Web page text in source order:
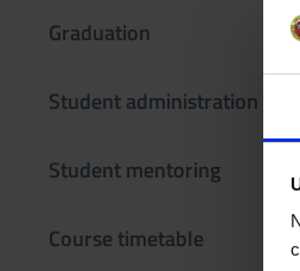
Graduation
Student administration
Student mentoring
Course timetable